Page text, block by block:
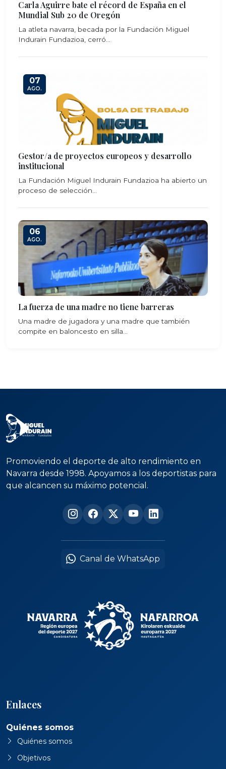
Carla Aguirre bate el récord de España en el
Mundial Sub 20 de Oregón
La atleta navarra, becada por la Fundación Miguel
Indurain Fundazioa, cerró...
07
AGO.
Gestor/a de proyectos europeos y desarrollo
institucional
La Fundación Miguel Indurain Fundazioa ha abierto un
proceso de selección...
06
AGO.
La fuerza de una madre no tiene barreras
Una madre de jugadora y una madre que también
compite en baloncesto en silla...
Promoviendo el deporte de alto rendimiento en
Navarra desde 1998. Apoyamos a los deportistas para
que alcancen su máximo potencial.
Canal de WhatsApp
Enlaces
Quiénes somos
Quiénes somos
Objetivos